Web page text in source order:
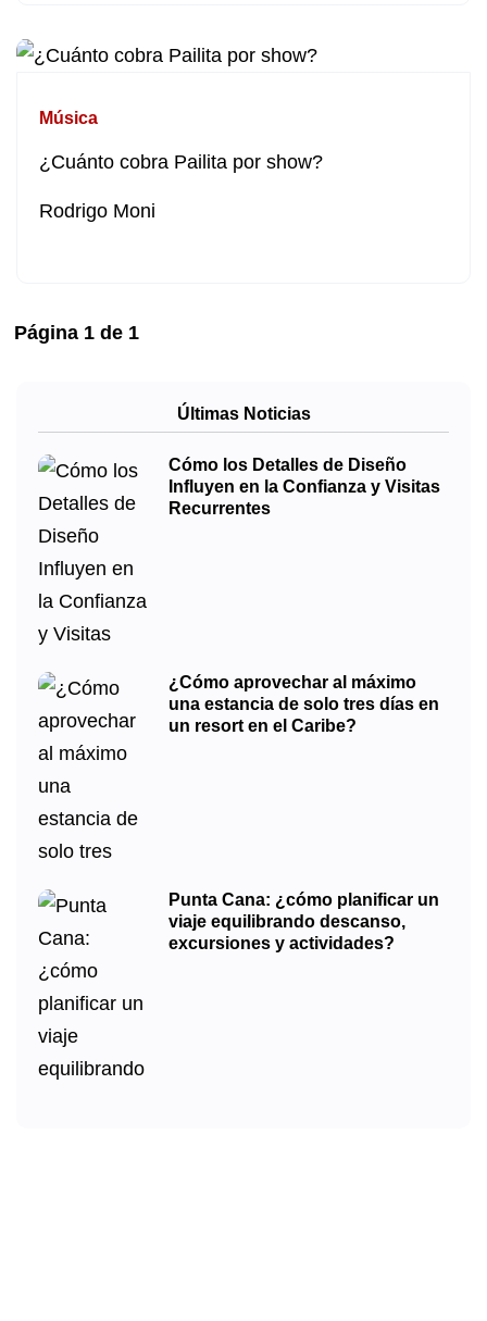
Música
¿Cuánto cobra Pailita por show?
Rodrigo Moni
Página 1 de 1
Últimas Noticias
Cómo los Detalles de Diseño
Influyen en la Confianza y Visitas
Recurrentes
¿Cómo aprovechar al máximo
una estancia de solo tres días en
un resort en el Caribe?
Punta Cana: ¿cómo planificar un
viaje equilibrando descanso,
excursiones y actividades?